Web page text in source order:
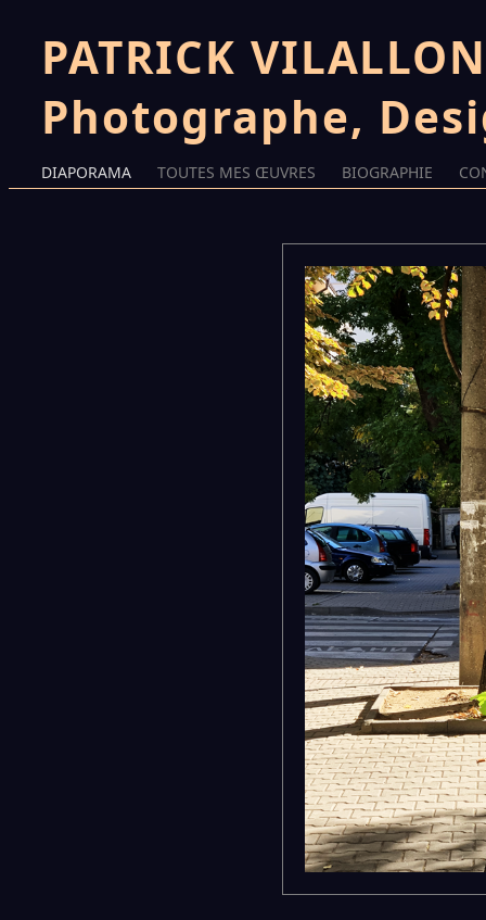
PATRICK
Photographe,
DIAPORAMA TOUTES MES ŒUVRES BIOGRAPHIE